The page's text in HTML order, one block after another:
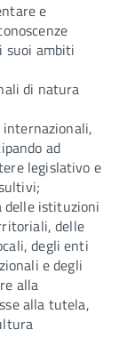
e
suoi ambiti
di natura
ad
legislativo e
delle istituzioni
delle
degli enti
e degli
alla
alla tutela,